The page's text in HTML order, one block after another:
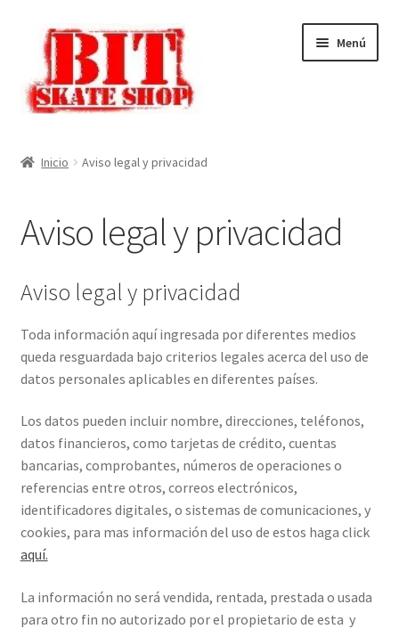
navegación
contenido
Menú
Finalizar compra
Tienda
Inicio Aviso legal y privacidad
Aviso legal y privacidad
Aviso legal y privacidad
Toda información aquí ingresada por diferentes medios
queda resguardada bajo criterios legales acerca del uso de
datos personales aplicables en diferentes países.
Los datos pueden incluir nombre, direcciones, teléfonos,
datos financieros, como tarjetas de crédito, cuentas
bancarias, comprobantes, números de operaciones o
referencias entre otros, correos electrónicos,
identificadores digitales, o sistemas de comunicaciones, y
cookies, para mas información del uso de estos haga click
aquí.
La información no será vendida, rentada, prestada o usada
para otro fin no autorizado por el propietario de esta y